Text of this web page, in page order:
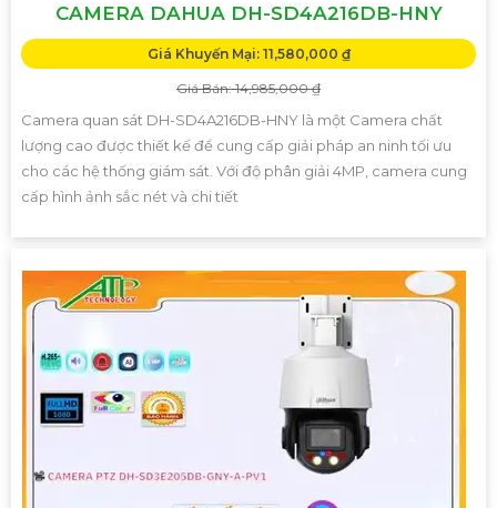
CAMERA DAHUA DH-SD4A216DB-HNY
Giá Khuyến Mại: 11,580,000 ₫
Giá Bán: 14,985,000 ₫
Camera quan sát DH-SD4A216DB-HNY là một Camera chất
lượng cao được thiết kế để cung cấp giải pháp an ninh tối ưu
cho các hệ thống giám sát. Với độ phân giải 4MP, camera cung
cấp hình ảnh sắc nét và chi tiết